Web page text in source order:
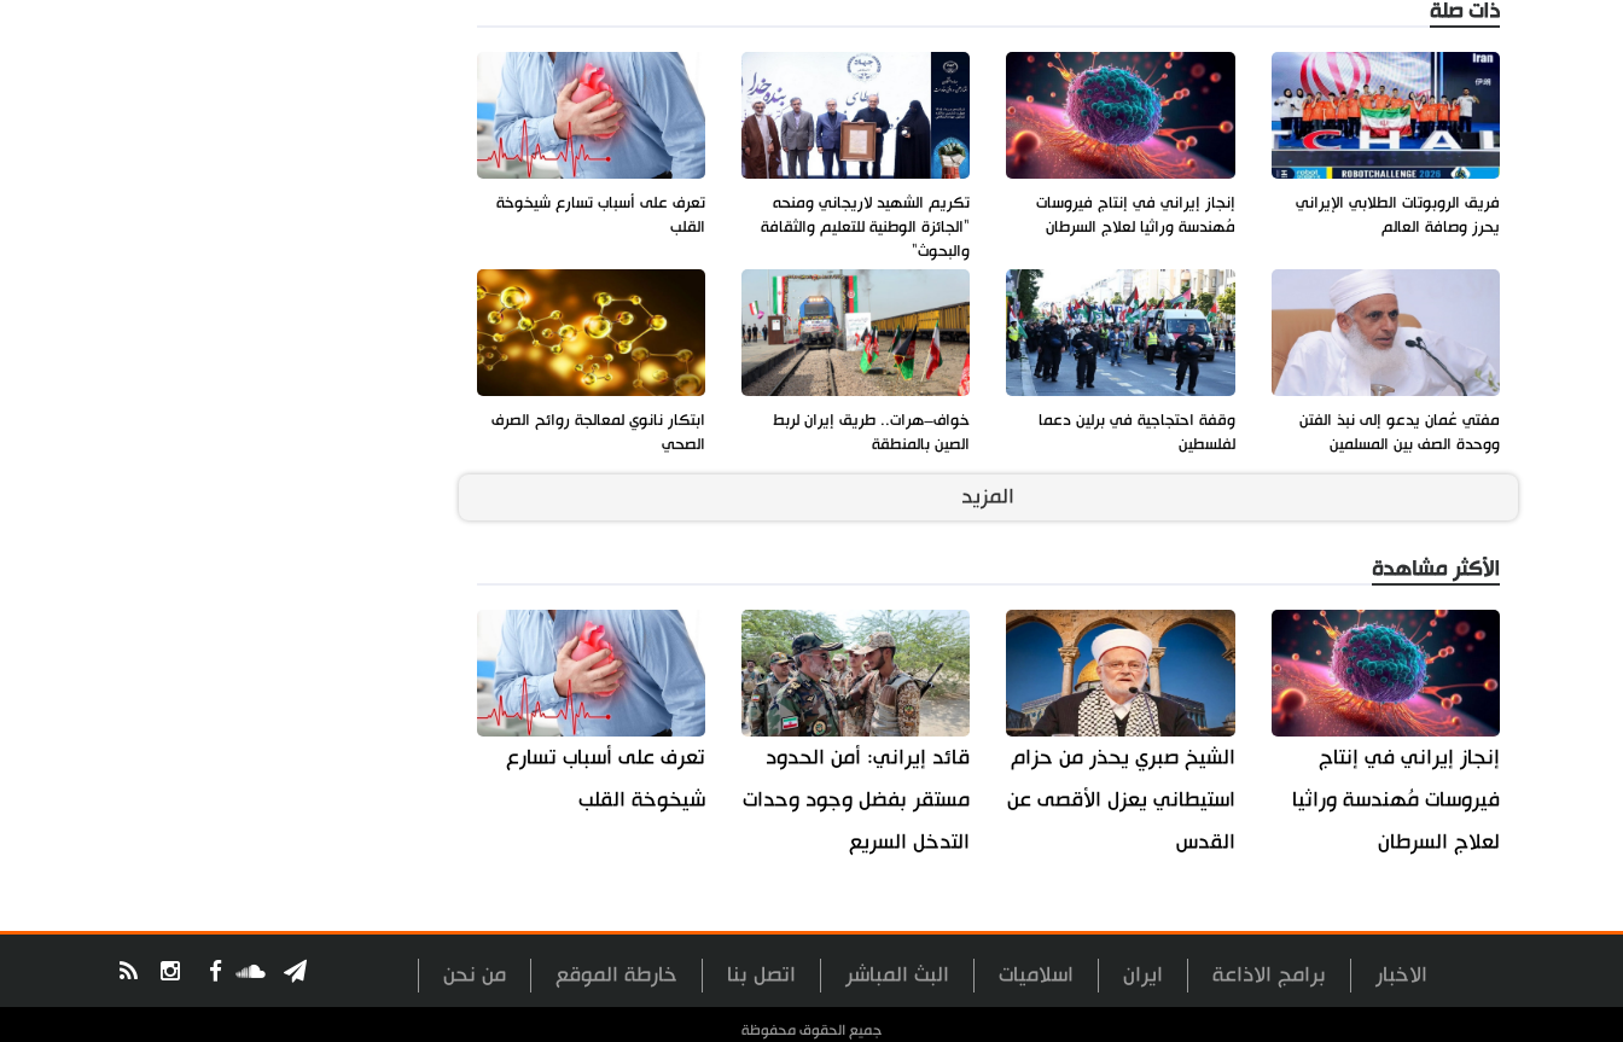
ذات صلة
فريق الروبوتات الطلابي الإيراني
يحرز وصافة العالم
إنجاز إيراني في إنتاج فيروسات
مُهندسة وراثيا لعلاج السرطان
تكريم الشهيد لاريجاني ومنحه
"الجائزة الوطنية للتعليم والثقافة
والبحوث"
تعرف على أسباب تسارع شيخوخة
القلب
مفتي عُمان يدعو إلى نبذ الفتن
ووحدة الصف بين المسلمين
وقفة احتجاجية في برلين دعما
لفلسطين
خواف–هرات.. طريق إيران لربط
الصين بالمنطقة
ابتكار نانوي لمعالجة روائح الصرف
الصحي
المزيد
الأكثر مشاهدة
إنجاز إيراني في إنتاج
فيروسات مُهندسة وراثيا
لعلاج السرطان
الشيخ صبري يحذر من حزام
استيطاني يعزل الأقصى عن
القدس
قائد إيراني: أمن الحدود
مستقر بفضل وجود وحدات
التدخل السريع
تعرف على أسباب تسارع
شيخوخة القلب
الاخبار برامج الاذاعة ايران اسلاميات البث المباشر اتصل بنا خارطة الموقع من نحن
جميع الحقوق محفوظة